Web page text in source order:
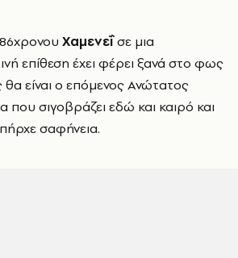
Χαμενεΐσε μια
επίθεση έχει φέρει ξανά στο φως
είναι ο επόμενος Ανώτατος
που σιγοβράζει εδώ και καιρό και
σαφήνεια.